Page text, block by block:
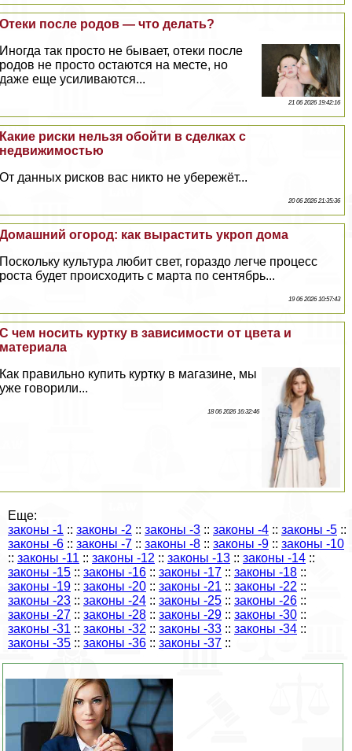
Отеки после родов — что делать?
Иногда так просто не бывает, отеки после
родов не просто остаются на месте, но
даже еще усиливаются...
21 06 2026 19:42:16
Какие риски нельзя обойти в сделках с
недвижимостью
От данных рисков вас никто не убережёт...
20 06 2026 21:35:36
Домашний огород: как вырастить укроп дома
Поскольку культура любит свет, гораздо легче процесс
роста будет происходить с марта по сентябрь...
19 06 2026 10:57:43
С чем носить куртку в зависимости от цвета и
материала
Как правильно купить куртку в магазине, мы
уже говорили...
18 06 2026 16:32:46
Еще:
законы -1 :: законы -2 :: законы -3 :: законы -4 :: законы -5 ::
законы -6 :: законы -7 :: законы -8 :: законы -9 :: законы -10
:: законы -11 :: законы -12 :: законы -13 :: законы -14 ::
законы -15 :: законы -16 :: законы -17 :: законы -18 ::
законы -19 :: законы -20 :: законы -21 :: законы -22 ::
законы -23 :: законы -24 :: законы -25 :: законы -26 ::
законы -27 :: законы -28 :: законы -29 :: законы -30 ::
законы -31 :: законы -32 :: законы -33 :: законы -34 ::
законы -35 :: законы -36 :: законы -37 ::